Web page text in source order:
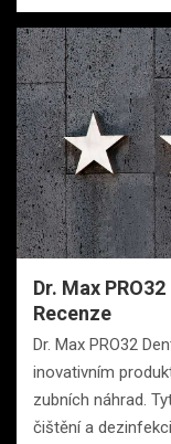
Dr. Max
Recenze
Dr. Max PRO32
inovativním
zubních náhrad.
čištění a